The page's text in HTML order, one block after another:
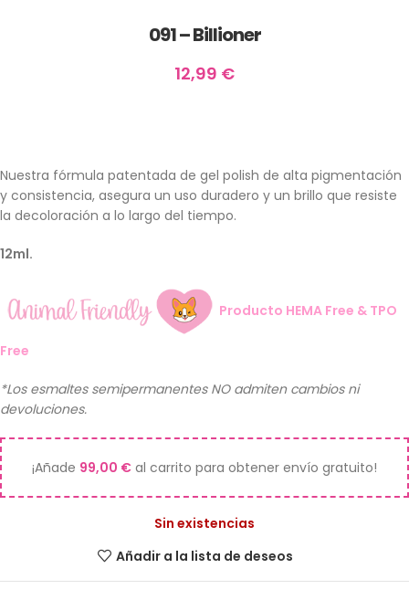
091 – Billioner
12,99 €
Nuestra fórmula patentada de gel polish de alta pigmentación
y consistencia, asegura un uso duradero y un brillo que resiste
la decoloración a lo largo del tiempo.
12ml.
Producto HEMA Free & TPO
Free
*Los esmaltes semipermanentes NO admiten cambios ni
devoluciones.
¡Añade 99,00 € al carrito para obtener envío gratuito!
Sin existencias
Añadir a la lista de deseos